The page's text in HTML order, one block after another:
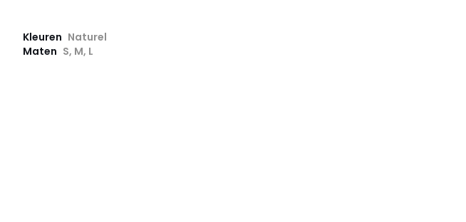
Kleuren Naturel
Maten S, M, L